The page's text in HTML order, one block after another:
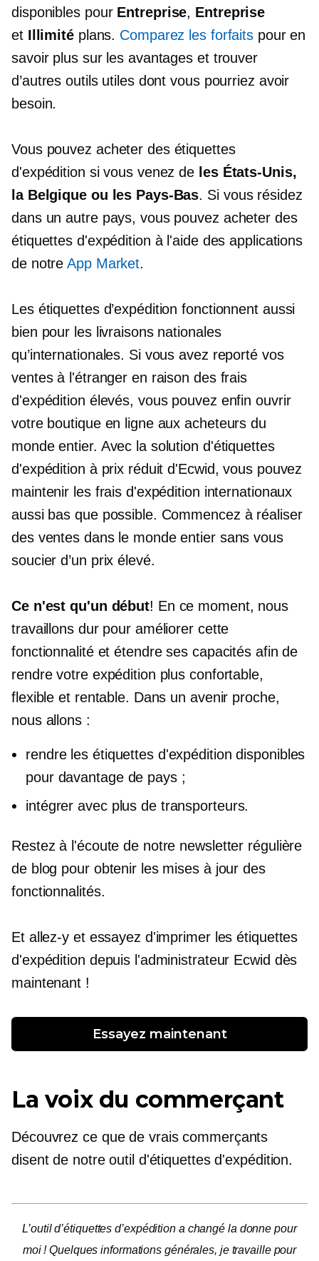
disponibles pour Entreprise, Entreprise
et Illimitéplans. Comparez les forfaits pour en
savoir plus sur les avantages et trouver
d’autres outils utiles dont vous pourriez avoir
besoin.
Vous pouvez acheter des étiquettes
d'expédition si vous venez de les États-Unis,
la Belgique ou les Pays-Bas. Si vous résidez
dans un autre pays, vous pouvez acheter des
étiquettes d'expédition à l'aide des applications
de notreApp Market.
Les étiquettes d’expédition fonctionnent aussi
bien pour les livraisons nationales
qu’internationales. Si vous avez reporté vos
ventes à l'étranger en raison des frais
d'expédition élevés, vous pouvez enfin ouvrir
votre boutique en ligne aux acheteurs du
monde entier. Avec la solution d'étiquettes
d'expédition à prix réduit d'Ecwid, vous pouvez
maintenir les frais d'expédition internationaux
aussi bas que possible. Commencez à réaliser
des ventes dans le monde entier sans vous
soucier d’un prix élevé.
Ce n'est qu'un début! En ce moment, nous
travaillons dur pour améliorer cette
fonctionnalité et étendre ses capacités afin de
rendre votre expédition plus confortable,
flexible et rentable. Dans un avenir proche,
nous allons :
rendre les étiquettes d'expédition disponibles
pour davantage de pays ;
intégrer avec plus de transporteurs.
Restez à l'écoute de notre newsletter régulière
de blog pour obtenir les mises à jour des
fonctionnalités.
Et allez-y et essayez d'imprimer les étiquettes
d'expédition depuis l'administrateur Ecwid dès
maintenant !
Essayez maintenant
La voix du commerçant
Découvrez ce que de vrais commerçants
disent de notre outil d'étiquettes d'expédition.
L’outil d’étiquettes d’expédition a changé la donne pour
moi ! Quelques informations générales, je travaille pour